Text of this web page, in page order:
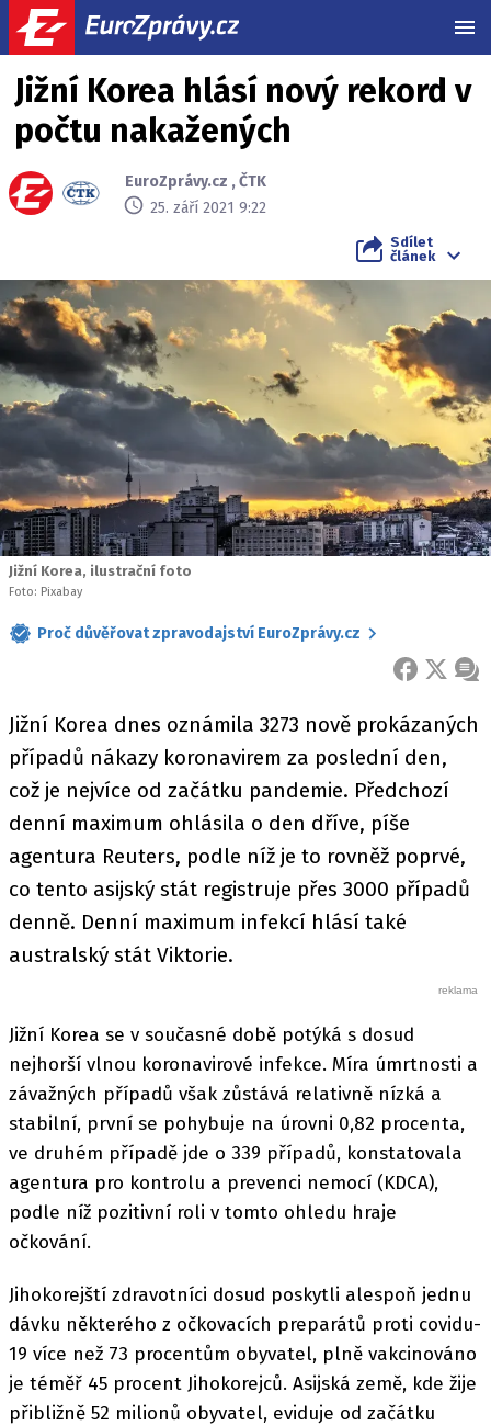
Jižní Korea hlásí nový rekord v
počtu nakažených
EuroZprávy.cz ,ČTK
25. září 2021 9:22
Sdílet
článek
Jižní Korea, ilustrační foto
Foto: Pixabay
Proč důvěřovat zpravodajství EuroZprávy.cz
FACEBOOK
X
Jižní Korea dnes oznámila 3273 nově prokázaných
případů nákazy koronavirem za poslední den,
což je nejvíce od začátku pandemie. Předchozí
denní maximum ohlásila o den dříve, píše
agentura Reuters, podle níž je to rovněž poprvé,
co tento asijský stát registruje přes 3000 případů
denně. Denní maximum infekcí hlásí také
australský stát Viktorie.
Jižní Korea se v současné době potýká s dosud
nejhorší vlnou koronavirové infekce. Míra úmrtnosti a
závažných případů však zůstává relativně nízká a
stabilní, první se pohybuje na úrovni 0,82 procenta,
ve druhém případě jde o 339 případů, konstatovala
agentura pro kontrolu a prevenci nemocí (KDCA),
podle níž pozitivní roli v tomto ohledu hraje
očkování.
Jihokorejští zdravotníci dosud poskytli alespoň jednu
dávku některého z očkovacích preparátů proti covidu-
19 více než 73 procentům obyvatel, plně vakcinováno
je téměř 45 procent Jihokorejců. Asijská země, kde žije
přibližně 52 milionů obyvatel, eviduje od začátku